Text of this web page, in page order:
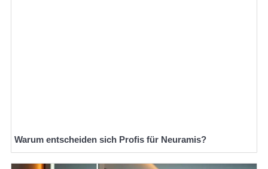
Warum entscheiden sich Profis für Neuramis?